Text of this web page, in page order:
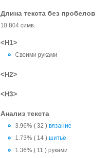
Длина текста без пробелов
10 804 симв.
<H1>
Своими руками
<H2>
<H3>
Анализ текста
3.96% ( 32 ) вязание
1.73% ( 14 ) шитьё
1.36% ( 11 ) руками